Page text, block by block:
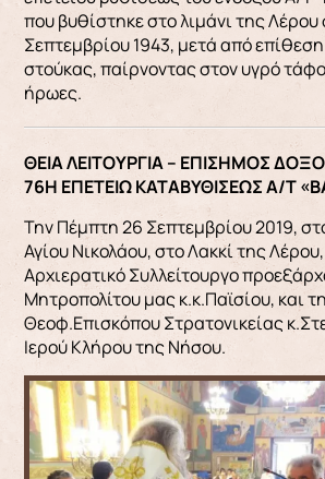
που βυθίστηκε στο λιμάνι της Λέρου
Σεπτεμβρίου 1943, μετά από
στούκας, παίρνοντας στον υγρό
ήρωες.
ΘΕΙΑ ΛΕΙΤΟΥΡΓΙΑ – ΕΠΙΣΗΜΟΣ
76Η ΕΠΕΤΕΙΩ ΚΑΤΑΒΥΘΙΣΕΩΣ Α/Τ
Την Πέμπτη 26 Σεπτεμβρίου 2019,
Αγίου Νικολάου, στο Λακκί της
Αρχιερατικό Συλλείτουργο
Μητροπολίτου μας κ.κ.Παϊσίου, και
Θεοφ.Επισκόπου Στρατονικείας
Ιερού Κλήρου της Νήσου.